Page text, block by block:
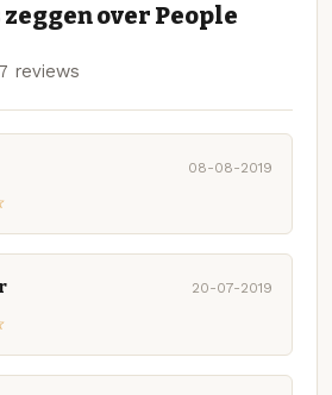
over People
reviews
08-08-2019
20-07-2019